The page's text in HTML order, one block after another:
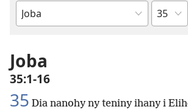
Boky
Amin’ny
Baiboly
Toko
Joba
35:1-16
35 Dia nanohy ny teniny ihany i